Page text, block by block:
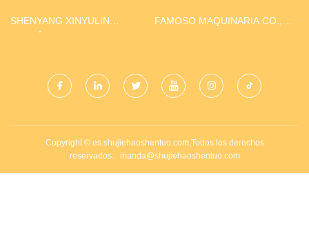
SHENYANG XINYULIN
FAMOSO MAQUINARIA CO.,
Copyright © es.shujiehaoshentuo.com,Todos los derechos
reservados. manda@shujiehaoshentuo.com